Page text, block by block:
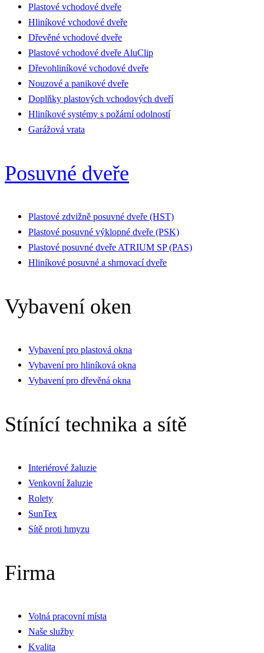
Plastové vchodové dveře
Hliníkové vchodové dveře
Dřevěné vchodové dveře
Plastové vchodové dveře AluClip
Dřevohliníkové vchodové dveře
Nouzové a panikové dveře
Doplňky plastových vchodových dveří
Hliníkové systémy s požární odolností
Garážová vrata
Posuvné dveře
Plastové zdvižně posuvné dveře (HST)
Plastové posuvné výklopné dveře (PSK)
Plastové posuvné dveře ATRIUM SP (PAS)
Hliníkové posuvné a shrnovací dveře
Vybavení oken
Vybavení pro plastová okna
Vybavení pro hliníková okna
Vybavení pro dřevěná okna
Stínící technika a sítě
Interiérové žaluzie
Venkovní žaluzie
Rolety
SunTex
Sítě proti hmyzu
Firma
Volná pracovní místa
Naše služby
Kvalita